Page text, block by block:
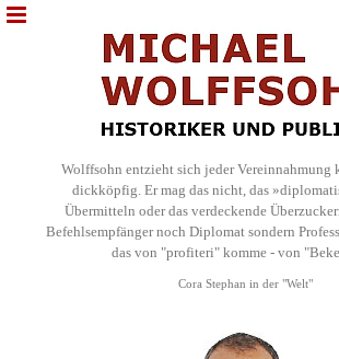
Wolffsohn entzieht sich jeder Vereinnahmung
dickköpfig. Er mag das nicht, das
Übermitteln oder das verdeckende
Befehlsempfänger noch Diplomat sondern
das von "profiteri" komme - von
Cora Stephan in der "Welt"